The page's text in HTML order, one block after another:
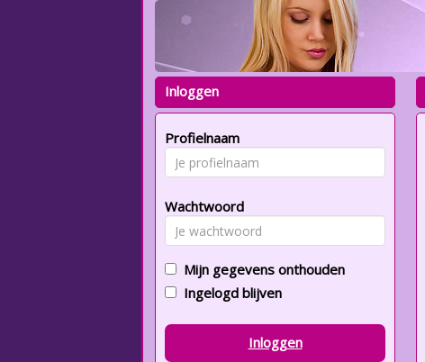
Inloggen
Profielnaam
Wachtwoord
Mijn gegevens onthouden
Ingelogd blijven
Inloggen